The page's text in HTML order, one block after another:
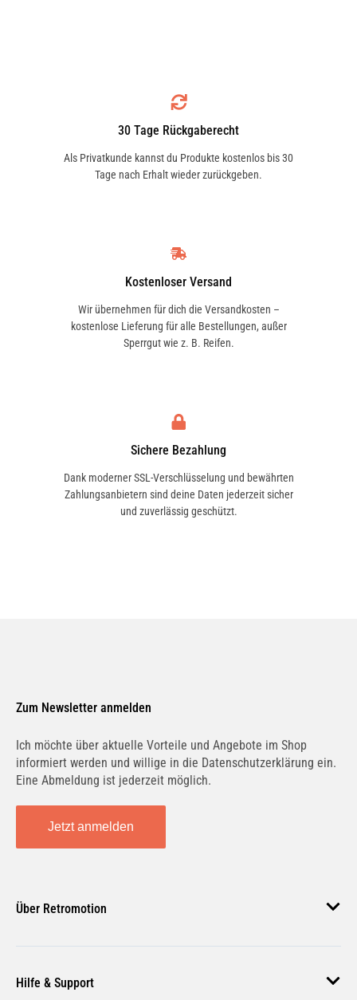
30 Tage Rückgaberecht
Als Privatkunde kannst du Produkte kostenlos bis 30
Tage nach Erhalt wieder zurückgeben.
Kostenloser Versand
Wir übernehmen für dich die Versandkosten –
kostenlose Lieferung für alle Bestellungen, außer
Sperrgut wie z. B. Reifen.
Sichere Bezahlung
Dank moderner SSL-Verschlüsselung und bewährten
Zahlungsanbietern sind deine Daten jederzeit sicher
und zuverlässig geschützt.
Zum Newsletter anmelden
Ich möchte über aktuelle Vorteile und Angebote im Shop
informiert werden und willige in die Datenschutzerklärung ein.
Eine Abmeldung ist jederzeit möglich.
Jetzt anmelden
Über Retromotion
Unsere Jobs
Hilfe & Support